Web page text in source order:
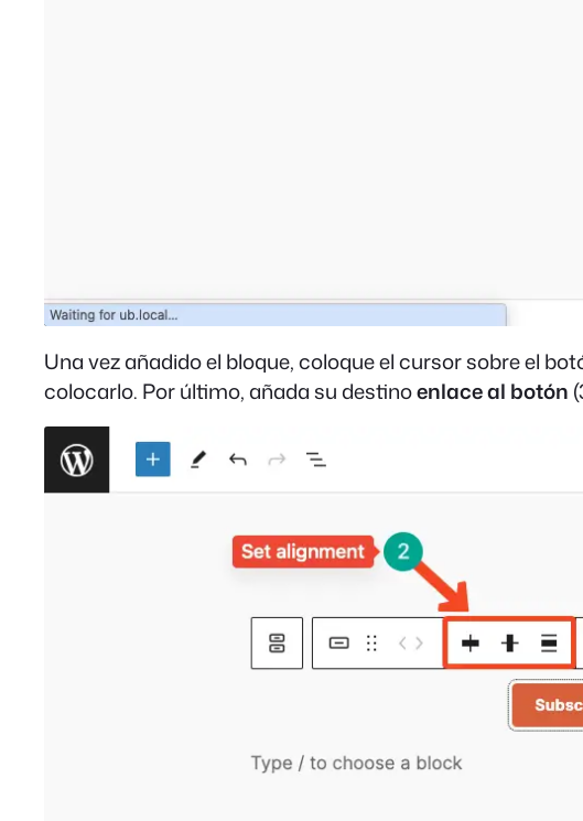
Una vez añadido el bloque, coloque el cursor sobre el
colocarlo. Por último, añada su destinoenlace al botón